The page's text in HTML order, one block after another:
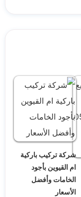
شركة تركيب باركية
ام القيوين بأجود
الخامات وأفضل
الأسعار